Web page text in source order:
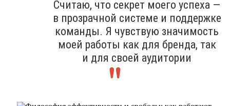
Считаю, что секрет моего успеха —
в прозрачной системе и поддержке
команды. Я чувствую значимость
моей работы как для бренда, так
и для своей аудитории